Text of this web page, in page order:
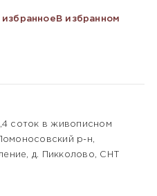
В избранном
соток в живопиcном
р-н,
д. Пикколово, СНТ